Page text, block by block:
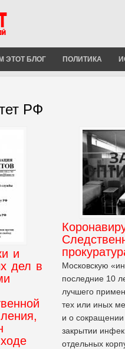
ЭТОТ БЛОГ ПОЛИТИКА
РФ
и
дел в
Московскую
последние 10
лучшего
тех или иных
и о сокращении
закрытии
отдельных